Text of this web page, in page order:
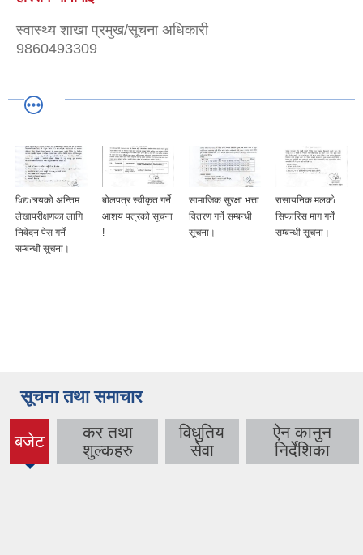
स्वास्थ्य शाखा प्रमुख/सूचना अधिकारी
9860493309
विद्यालयको अन्तिम
लेखापरीक्षणका लागि
निवेदन पेस गर्ने
सम्बन्धी सूचना।
बोलपत्र स्वीकृत गर्ने
आशय पत्रको सूचना
!
सामाजिक सुरक्षा भत्ता
वितरण गर्ने सम्बन्धी
सूचना।
रासायनिक मलको
सिफारिस माग गर्ने
सम्बन्धी सूचना।
सूचना तथा समाचार
बजेट
(active
tab)
कर तथा
शुल्कहरु
विधुतिय
सेवा
ऐन कानुन
निर्देशिका